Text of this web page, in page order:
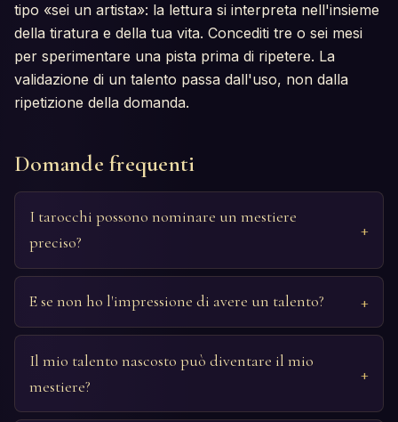
tipo «sei un artista»: la lettura si interpreta nell'insieme
della tiratura e della tua vita. Concediti tre o sei mesi
per sperimentare una pista prima di ripetere. La
validazione di un talento passa dall'uso, non dalla
ripetizione della domanda.
Domande frequenti
I tarocchi possono nominare un mestiere
preciso?
E se non ho l'impressione di avere un talento?
Il mio talento nascosto può diventare il mio
mestiere?